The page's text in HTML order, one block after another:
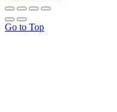
Go to Top